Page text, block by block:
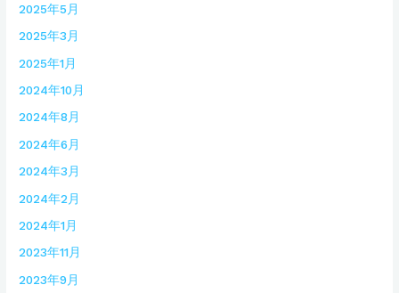
2025年5月
2025年3月
2025年1月
2024年10月
2024年8月
2024年6月
2024年3月
2024年2月
2024年1月
2023年11月
2023年9月